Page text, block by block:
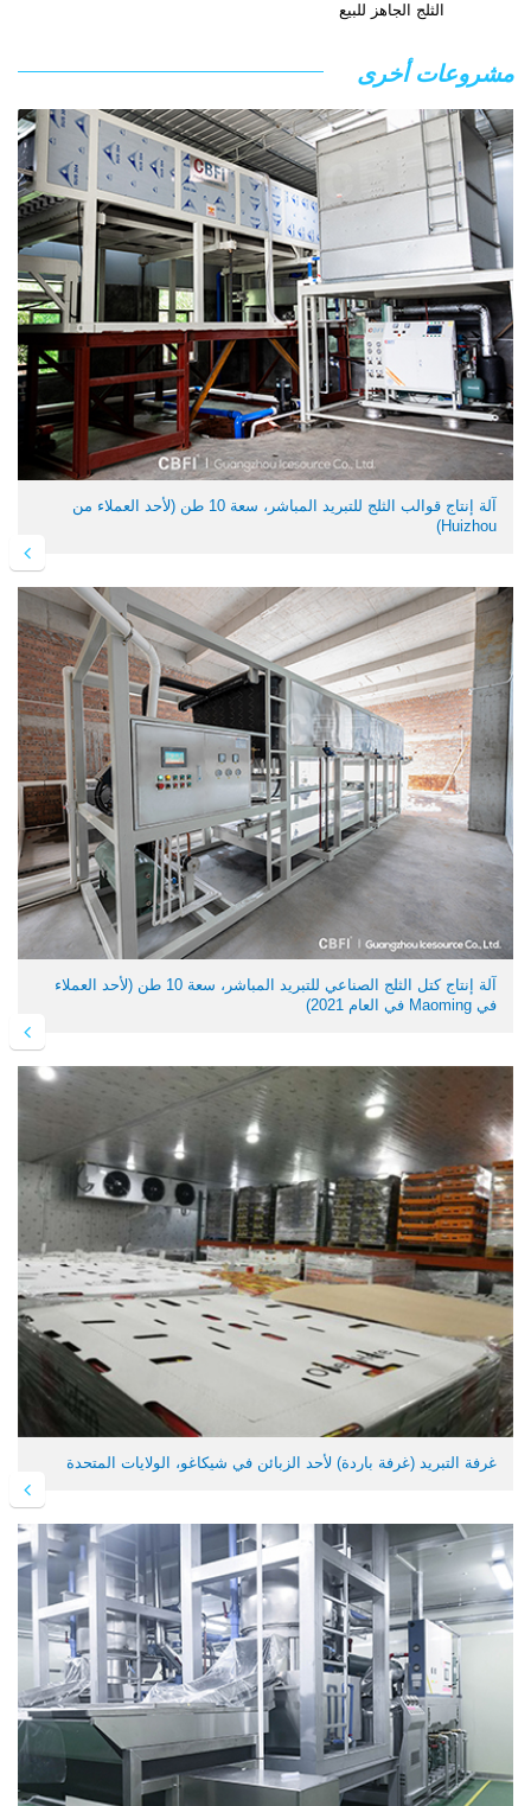
الثلج الجاهز للبيع
مشروعات أخرى
آلة إنتاج قوالب الثلج للتبريد المباشر، سعة 10 طن (لأحد العملاء من
Huizhou)
آلة إنتاج كتل الثلج الصناعي للتبريد المباشر، سعة 10 طن (لأحد العملاء
في Maoming في العام 2021)
غرفة التبريد (غرفة باردة) لأحد الزبائن في شيكاغو، الولايات المتحدة